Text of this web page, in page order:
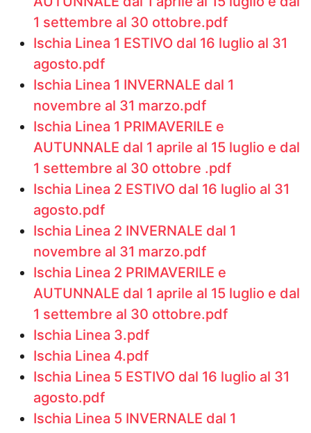
1 settembre al 30 ottobre.pdf
Ischia Linea 1 ESTIVO dal 16 luglio al 31
agosto.pdf
Ischia Linea 1 INVERNALE dal 1
novembre al 31 marzo.pdf
Ischia Linea 1 PRIMAVERILE e
AUTUNNALE dal 1 aprile al 15 luglio e dal
1 settembre al 30 ottobre .pdf
Ischia Linea 2 ESTIVO dal 16 luglio al 31
agosto.pdf
Ischia Linea 2 INVERNALE dal 1
novembre al 31 marzo.pdf
Ischia Linea 2 PRIMAVERILE e
AUTUNNALE dal 1 aprile al 15 luglio e dal
1 settembre al 30 ottobre.pdf
Ischia Linea 3.pdf
Ischia Linea 4.pdf
Ischia Linea 5 ESTIVO dal 16 luglio al 31
agosto.pdf
Ischia Linea 5 INVERNALE dal 1